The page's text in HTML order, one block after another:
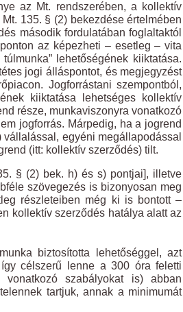
az Mt. rendszerében, a kollektív
135. § (2) bekezdése értelmében
második fordulatában foglaltaktól
az képezheti – esetleg – vita
lehetőségének kiiktatása.
jogi álláspontot, és megjegyzést
Jogforrástani szempontból,
kiiktatása lehetséges kollektív
része, munkaviszonyra vonatkozó
jogforrás. Márpedig, ha a jogrend
vállalással, egyéni megállapodással
(itt: kollektív szerződés) tilt.
§ (2) bek. h) és s) pontjai], illetve
szövegezés is bizonyosan meg
részleteiben még ki is bontott –
kollektív szerződés hatálya alatt az
biztosította lehetőséggel, azt
célszerű lenne a 300 óra feletti
szabályokat is) abban
tartjuk, annak a minimumát